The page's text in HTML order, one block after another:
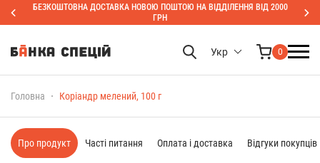
БЕЗКОШТОВНА ДОСТАВКА НОВОЮ ПОШТОЮ НА ВІДДІЛЕННЯ ВІД 2000
ГРН
Укр 0
Головна Коріандр мелений, 100 г
Про продукт Часті питання Оплата і доставка Відгуки покупців